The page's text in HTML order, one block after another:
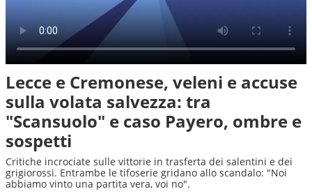
Lecce e Cremonese, veleni e accuse
sulla volata salvezza: tra
"Scansuolo" e caso Payero, ombre e
sospetti
Critiche incrociate sulle vittorie in trasferta dei salentini e dei
grigiorossi. Entrambe le tifoserie gridano allo scandalo: "Noi
abbiamo vinto una partita vera, voi no".